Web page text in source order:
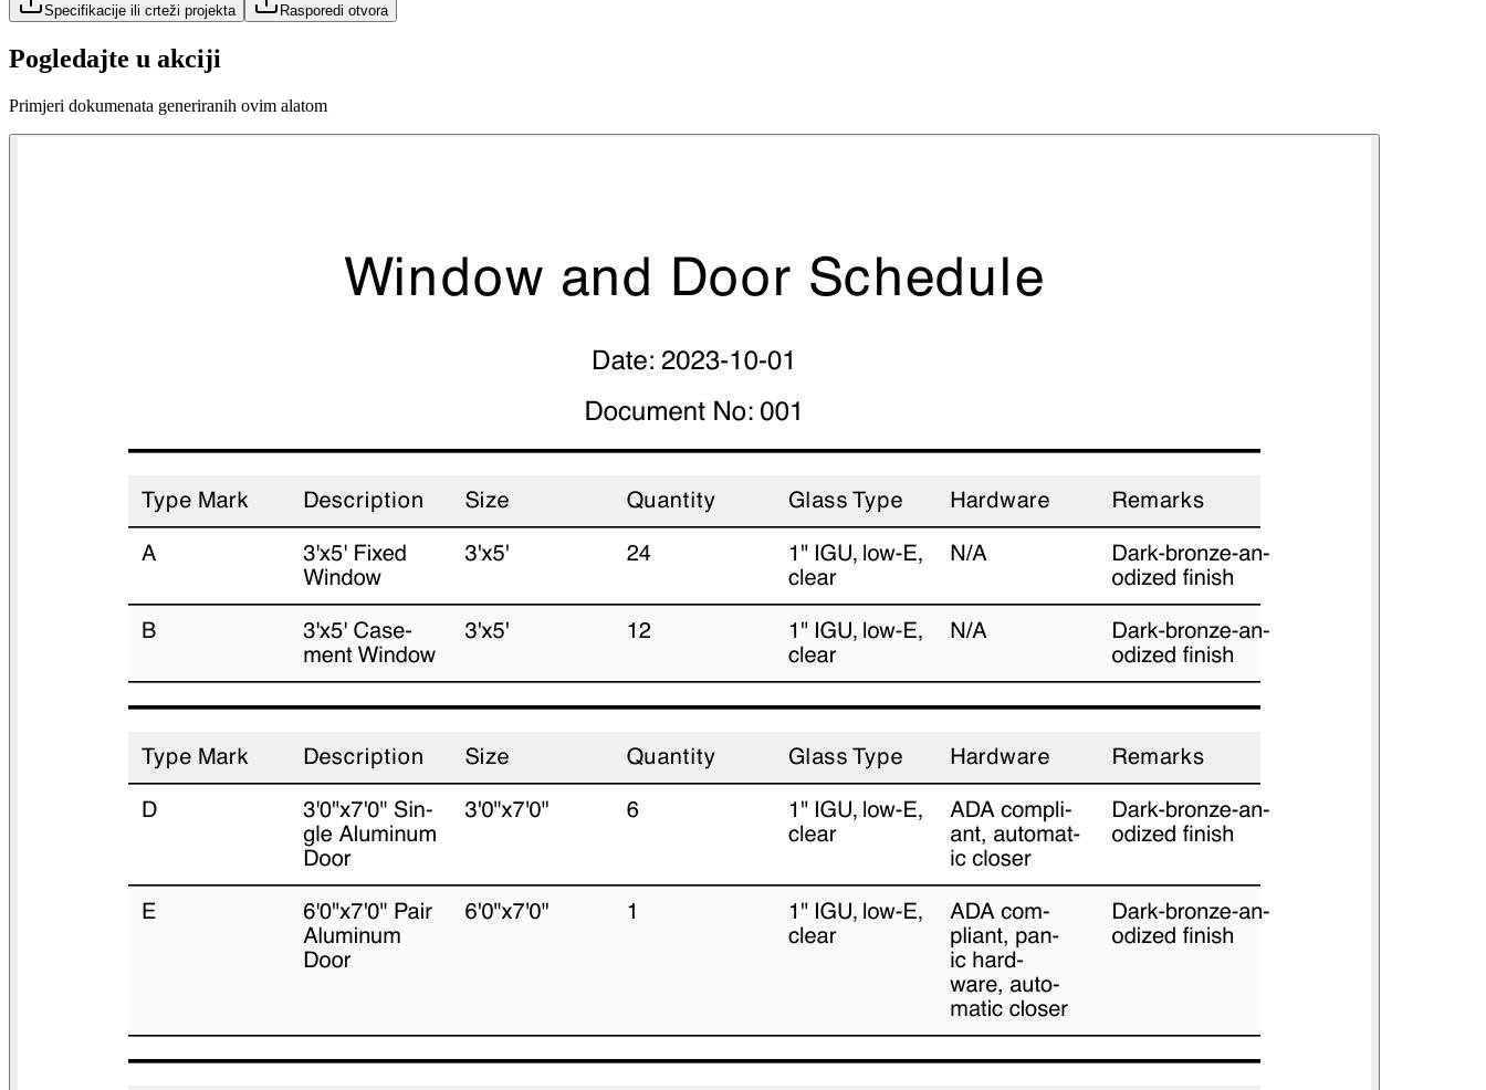
Specifikacije ili crteži projekta Rasporedi otvora
Pogledajte u akciji
Primjeri dokumenata generiranih ovim alatom